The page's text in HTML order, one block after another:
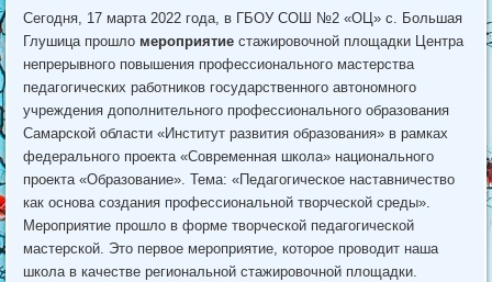
Сегодня, 17 марта 2022 года, в ГБОУ СОШ №2 «ОЦ» с. Большая
Глушица прошло мероприятиестажировочной площадки Центра
непрерывного повышения профессионального мастерства
педагогических работников государственного автономного
учреждения дополнительного профессионального образования
Самарской области «Институт развития образования» в рамках
федерального проекта «Современная школа» национального
проекта «Образование». Тема: «Педагогическое наставничество
как основа создания профессиональной творческой среды».
Мероприятие прошло в форме творческой педагогической
мастерской. Это первое мероприятие, которое проводит наша
школа в качестве региональной стажировочной площадки.